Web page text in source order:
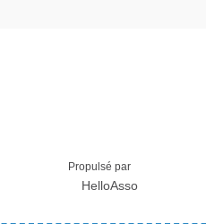
Propulsé par
HelloAsso